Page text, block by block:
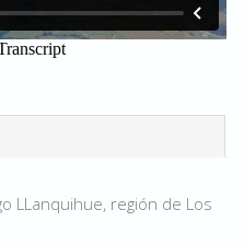
LLanquihue, región de Los